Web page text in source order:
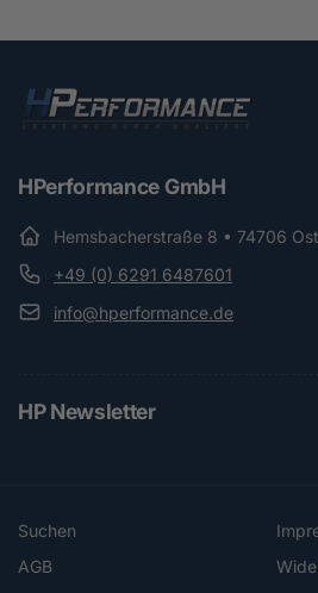
HPerformance GmbH
Hemsbacherstraße 8 • 74706
+49 (0) 6291 6487601
info@hperformance.de
HP Newsletter
Suchen
AGB